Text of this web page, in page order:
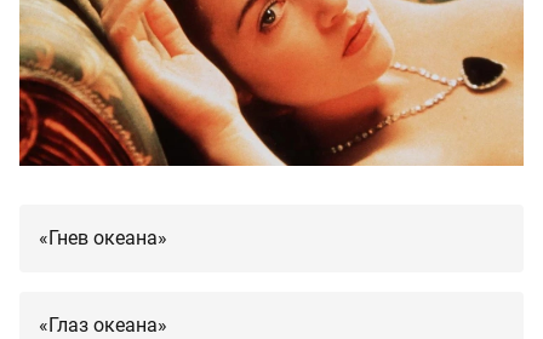
«Гнев океана»
«Глаз океана»